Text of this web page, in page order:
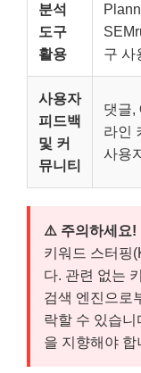
분석
도구
활용
구 사
사용자
피드백
및 커
뮤니티
댓글,
라인
사용
⚠️ 주의하세요!
키워드 스터핑
다. 관련 없는
검색 엔진으로
락할 수 있습니
을 지향해야 합